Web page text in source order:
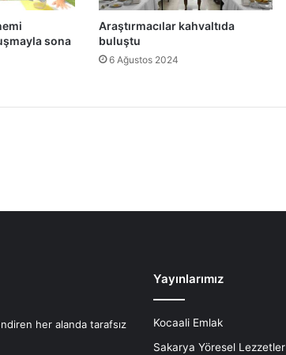
sona
Araştırmacılar kahvaltıda
buluştu
6 Ağustos 2024
her alanda tarafsız
Yayınlarımız
Kocaali Emlak
Sakarya Yöresel Lezzetler